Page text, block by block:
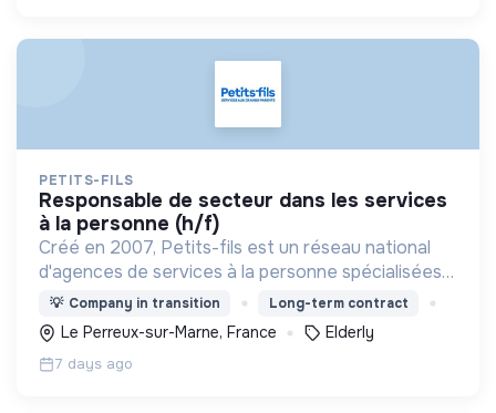
PETITS-FILS
responsable de secteur dans les services
à la personne (h/f)
Créé en 2007, Petits-fils est un réseau national
d'agences de services à la personne spécialisées
dans l'aide à domicile pour les personnes âgées.
💡 Company in transition Long-term contract
Le Perreux-sur-Marne, France Elderly
7 days ago